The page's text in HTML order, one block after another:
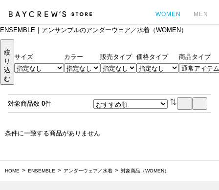
WOMEN MEN
ENSEMBLE｜アンサンブルのアンダーウェア／水着（WOMEN）
絞
り
込
む
サイズ カラー 販売タイプ 価格タイプ 商品タイプ
対象商品数 0件
条件に一致する商品がありません
HOME ENSEMBLE アンダーウェア／水着 対象商品（WOMEN）